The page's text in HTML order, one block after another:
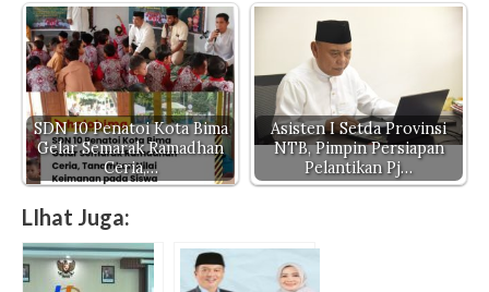
SDN 10 Penatoi Kota Bima
Gelar Semarak Ramadhan
Ceria,…
Asisten I Setda Provinsi
NTB, Pimpin Persiapan
Pelantikan Pj…
LIhat Juga: